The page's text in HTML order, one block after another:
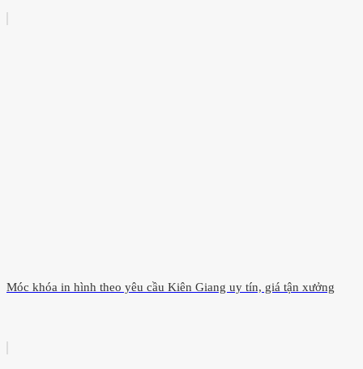
Móc khóa in hình theo yêu cầu Kiên Giang uy tín, giá tận xưởng